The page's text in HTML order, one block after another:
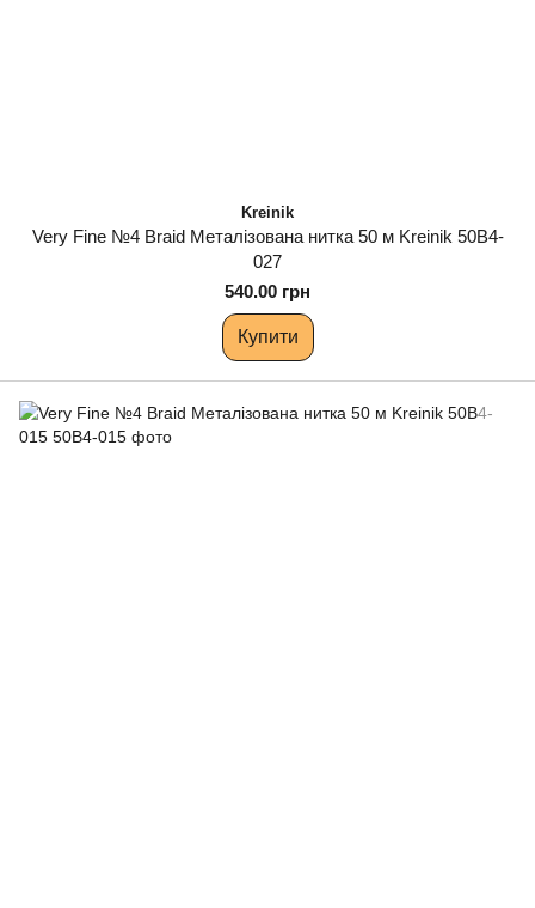
Kreinik
Very Fine №4 Braid Металізована нитка 50 м Kreinik 50B4-
027
540.00 грн
Купити